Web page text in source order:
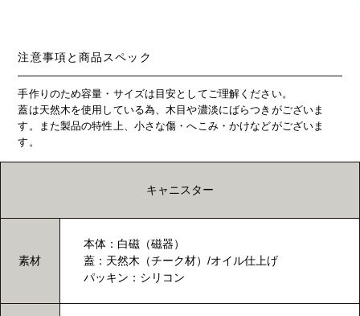
注意事項と商品スペック
手作りのため容量・サイズは目安としてご理解ください。
蓋は天然木を使用している為、木目や濃淡にばらつきがございま
す。また製品の特性上、小さな傷・へこみ・かけなどがございま
す。
キャニスター
素材
本体：白磁（磁器）
蓋：天然木（チーク材）/オイル仕上げ
パッキン：シリコン